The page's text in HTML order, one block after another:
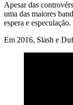
Apesar das
uma das maiores
espera e especulação.
Em 2016, Slash e